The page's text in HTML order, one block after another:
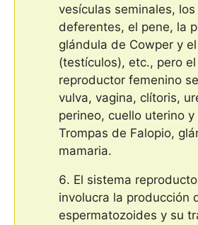
vesículas seminales,
deferentes, el pene, la
glándula de Cowper y
(testículos), etc., pero
reproductor femenino
vulva, vagina, clítoris,
perineo, cuello uterino y
Trompas de Falopio,
mamaria.
El sistema
involucra la producción
espermatozoides y su